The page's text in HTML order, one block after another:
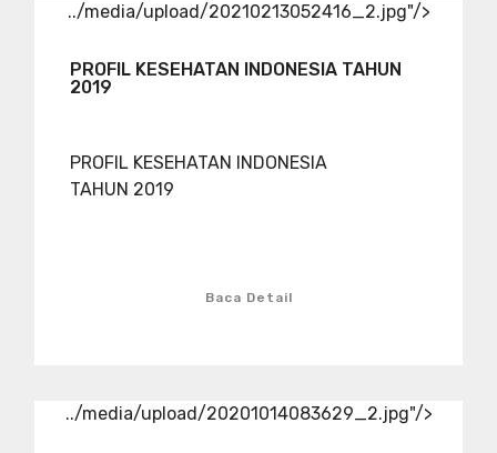
../media/upload/20210213052416_2.jpg"/>
PROFIL KESEHATAN INDONESIA TAHUN
2019
PROFIL KESEHATAN INDONESIA
TAHUN 2019
Baca Detail
../media/upload/20201014083629_2.jpg"/>